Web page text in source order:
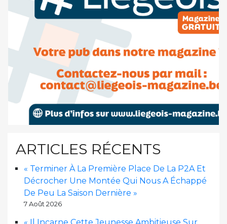
ARTICLES RÉCENTS
« Terminer À La Première Place De La P2A Et
Décrocher Une Montée Qui Nous A Échappé
De Peu La Saison Dernière »
7 Août 2026